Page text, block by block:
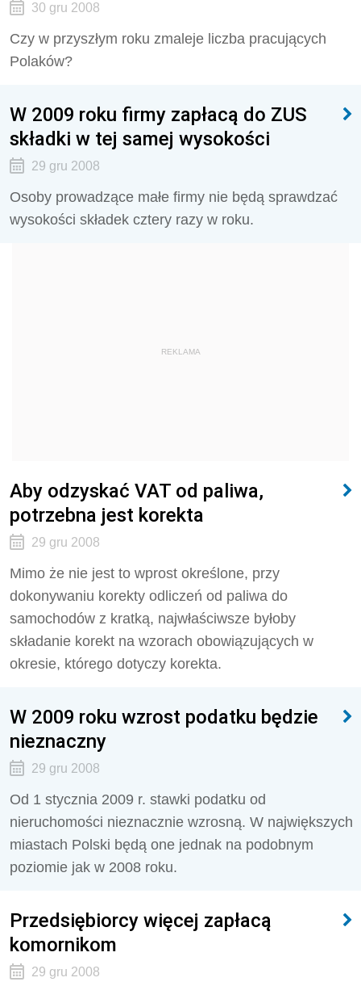
30 gru 2008
Czy w przyszłym roku zmaleje liczba pracujących
Polaków?
W 2009 roku firmy zapłacą do ZUS
składki w tej samej wysokości
29 gru 2008
Osoby prowadzące małe firmy nie będą sprawdzać
wysokości składek cztery razy w roku.
REKLAMA
Aby odzyskać VAT od paliwa,
potrzebna jest korekta
29 gru 2008
Mimo że nie jest to wprost określone, przy
dokonywaniu korekty odliczeń od paliwa do
samochodów z kratką, najwłaściwsze byłoby
składanie korekt na wzorach obowiązujących w
okresie, którego dotyczy korekta.
W 2009 roku wzrost podatku będzie
nieznaczny
29 gru 2008
Od 1 stycznia 2009 r. stawki podatku od
nieruchomości nieznacznie wzrosną. W największych
miastach Polski będą one jednak na podobnym
poziomie jak w 2008 roku.
Przedsiębiorcy więcej zapłacą
komornikom
29 gru 2008